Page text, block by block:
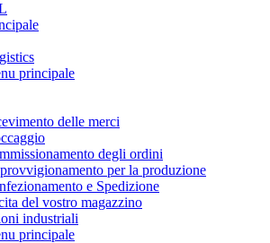
principale
delle merci
degli ordini
per la produzione
e Spedizione
del vostro magazzino
industriali
principale